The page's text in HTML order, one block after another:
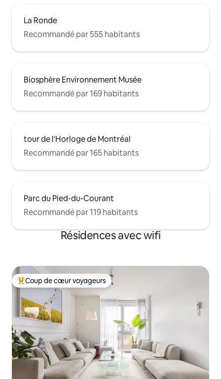
La Ronde
Recommandé par 555 habitants
Biosphère Environnement Musée
Recommandé par 169 habitants
tour de l'Horloge de Montréal
Recommandé par 165 habitants
Parc du Pied-du-Courant
Recommandé par 119 habitants
Résidences avec wifi
Coups de cœur voyageurs les plus appréciés
Coup de cœur voyageurs